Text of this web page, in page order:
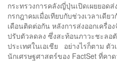
กระทรวงการคลังญี่ปุ่นเปิดเผยยอด
กรกฎาคมเมื่อเทียบกับช่วงเวลาเดี
เดือนติดต่อกัน หลังการส่งออกเครื่
ปรับตัวลดลง ซึ่งสะท้อนภาวะชะลอ
ประเทศในเอเชีย อย่างไรก็ตาม ตั
นักเศรษฐศาสตร์ของ FactSet ที่คา